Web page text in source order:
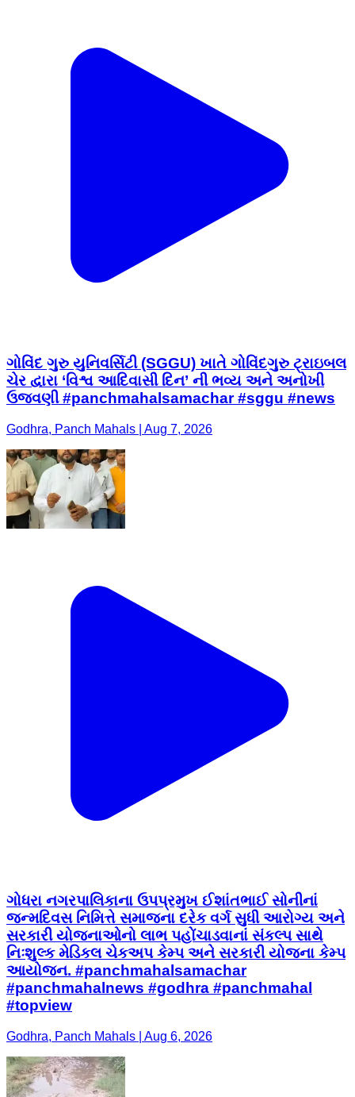
ગોવિંદ ગુરુ યુનિવર્સિટી (SGGU) ખાતે ગોવિંદગુરુ ટ્રાઇબલ
ચેર દ્વારા ‘વિશ્વ આદિવાસી દિન’ ની ભવ્ય અને અનોખી
ઉજવણી #panchmahalsamachar #sggu #news
Godhra, Panch Mahals | Aug 7, 2026
ગોધરા નગરપાલિકાના ઉપપ્રમુખ ઈશાંતભાઈ સોનીનાં
જન્મદિવસ નિમિત્તે સમાજના દરેક વર્ગ સુધી આરોગ્ય અને
સરકારી યોજનાઓનો લાભ પહોંચાડવાનાં સંકલ્પ સાથે
નિઃશુલ્ક મેડિકલ ચેકઅપ કેમ્પ અને સરકારી યોજના કેમ્પ
આયોજન. #panchmahalsamachar
#panchmahalnews #godhra #panchmahal
#topview
Godhra, Panch Mahals | Aug 6, 2026